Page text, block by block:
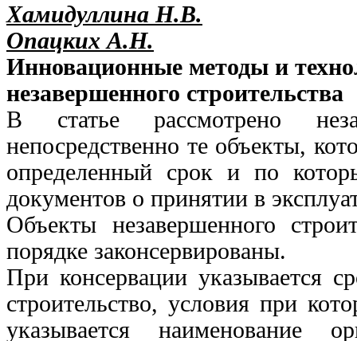
Хамидуллина Н.В.
Опацких А.Н.
Инновационные методы и
незавершенного строительства
В статье рассмотрено
непосредственно те объекты,
определенный срок и по
документов о принятии в
Объекты незавершенного
порядке законсервированы.
При консервации указывается
строительство, условия при
указывается наименование